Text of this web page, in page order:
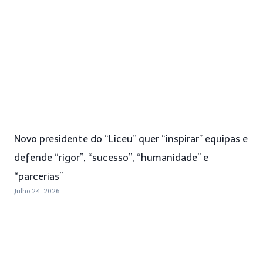
Novo presidente do “Liceu” quer “inspirar” equipas e
defende “rigor”, “sucesso”, “humanidade” e
“parcerias”
Julho 24, 2026